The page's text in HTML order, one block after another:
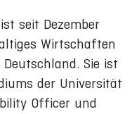
seit Dezember
Wirtschaften
Sie ist
der Universität
Officer und